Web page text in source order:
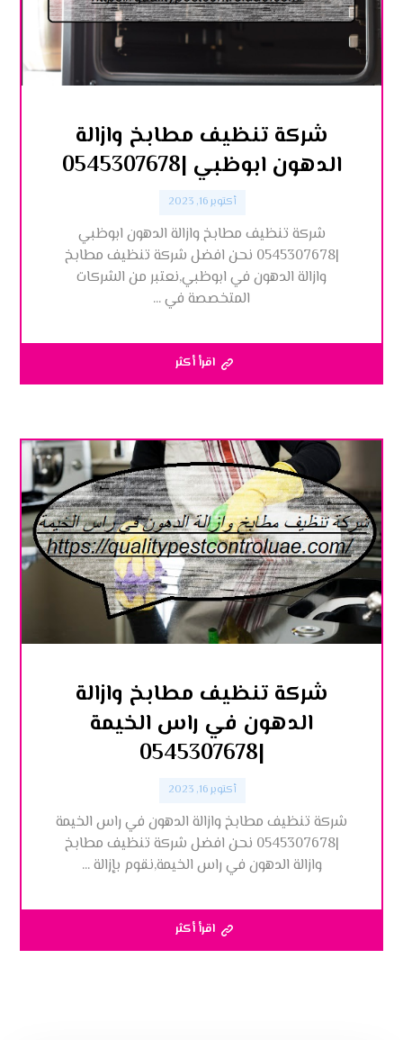
شركة تنظيف مطابخ وازالة
الدهون ابوظبي |0545307678
أكتوبر 16, 2023
شركة تنظيف مطابخ وازالة الدهون ابوظبي
|0545307678 نحن افضل شركة تنظيف مطابخ
وازالة الدهون في ابوظبي,نعتبر من الشركات
المتخصصة في ...
اقرأ أكثر
شركة تنظيف مطابخ وازالة
الدهون في راس الخيمة
|0545307678
أكتوبر 16, 2023
شركة تنظيف مطابخ وازالة الدهون في راس الخيمة
|0545307678 نحن افضل شركة تنظيف مطابخ
وازالة الدهون في راس الخيمة,نقوم بإزالة ...
اقرأ أكثر